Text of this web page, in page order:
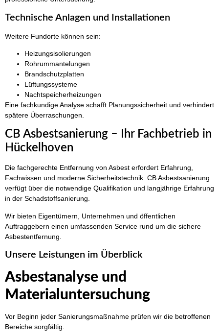
Technische Anlagen und Installationen
Weitere Fundorte können sein:
Heizungsisolierungen
Rohrummantelungen
Brandschutzplatten
Lüftungssysteme
Nachtspeicherheizungen
Eine fachkundige Analyse schafft Planungssicherheit und verhindert
spätere Überraschungen.
CB Asbestsanierung – Ihr Fachbetrieb in
Hückelhoven
Die fachgerechte Entfernung von Asbest erfordert Erfahrung,
Fachwissen und moderne Sicherheitstechnik. CB Asbestsanierung
verfügt über die notwendige Qualifikation und langjährige Erfahrung
in der Schadstoffsanierung.
Wir bieten Eigentümern, Unternehmen und öffentlichen
Auftraggebern einen umfassenden Service rund um die sichere
Asbestentfernung.
Unsere Leistungen im Überblick
Asbestanalyse und
Materialuntersuchung
Vor Beginn jeder Sanierungsmaßnahme prüfen wir die betroffenen
Bereiche sorgfältig.